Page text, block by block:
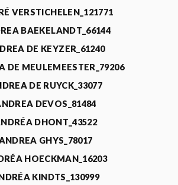
VERSTICHELEN_121771
BAEKELANDT_66144
DE KEYZER_61240
DE MEULEMEESTER_79206
DE RUYCK_33077
DEVOS_81484
DHONT_43522
GHYS_78017
HOECKMAN_16203
KINDTS_130999